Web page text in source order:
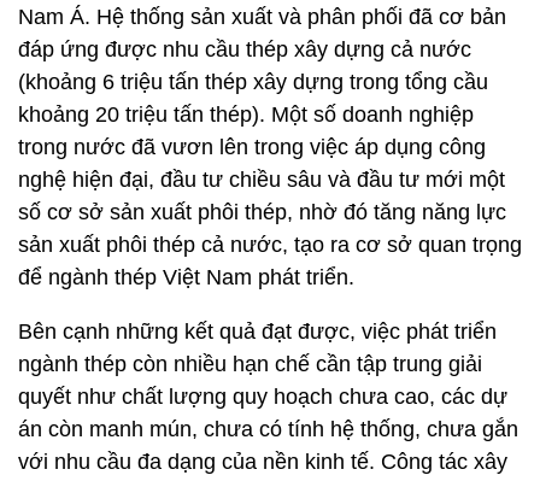
Nam Á. Hệ thống sản xuất và phân phối đã cơ bản
đáp ứng được nhu cầu thép xây dựng cả nước
(khoảng 6 triệu tấn thép xây dựng trong tổng cầu
khoảng 20 triệu tấn thép). Một số doanh nghiệp
trong nước đã vươn lên trong việc áp dụng công
nghệ hiện đại, đầu tư chiều sâu và đầu tư mới một
số cơ sở sản xuất phôi thép, nhờ đó tăng năng lực
sản xuất phôi thép cả nước, tạo ra cơ sở quan trọng
để ngành thép Việt Nam phát triển.
Bên cạnh những kết quả đạt được, việc phát triển
ngành thép còn nhiều hạn chế cần tập trung giải
quyết như chất lượng quy hoạch chưa cao, các dự
án còn manh mún, chưa có tính hệ thống, chưa gắn
với nhu cầu đa dạng của nền kinh tế. Công tác xây